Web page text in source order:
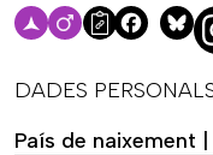
DADES
País de naixement